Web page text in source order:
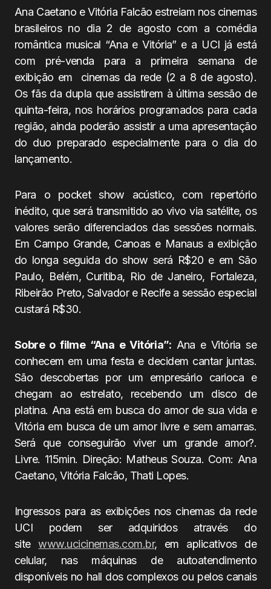
Ana Caetano e Vitória Falcão estreiam nos cinemas
brasileiros no dia 2 de agosto com a comédia
romântica musical “Ana e Vitória” e a UCI já está
com pré-venda para a primeira semana de
exibição em cinemas da rede (2 a 8 de agosto).
Os fãs da dupla que assistirem à última sessão de
quinta-feira, nos horários programados para cada
região, ainda poderão assistir a uma apresentação
do duo preparado especialmente para o dia do
lançamento.
Para o pocket show acústico, com repertório
inédito, que será transmitido ao vivo via satélite, os
valores serão diferenciados das sessões normais.
Em Campo Grande, Canoas e Manaus a exibição
do longa seguida do show será R$20 e em São
Paulo, Belém, Curitiba, Rio de Janeiro, Fortaleza,
Ribeirão Preto, Salvador e Recife a sessão especial
custará R$30.
Sobre o filme “Ana e Vitória”: Ana e Vitória se
conhecem em uma festa e decidem cantar juntas.
São descobertas por um empresário carioca e
chegam ao estrelato, recebendo um disco de
platina. Ana está em busca do amor de sua vida e
Vitória em busca de um amor livre e sem amarras.
Será que conseguirão viver um grande amor?.
Livre. 115min. Direção: Matheus Souza. Com: Ana
Caetano, Vitória Falcão, Thati Lopes.
Ingressos para as exibições nos cinemas da rede
UCI podem ser adquiridos através do
sitewww.ucicinemas.com.br, em aplicativos de
celular, nas máquinas de autoatendimento
disponíveis no hall dos complexos ou pelos canais